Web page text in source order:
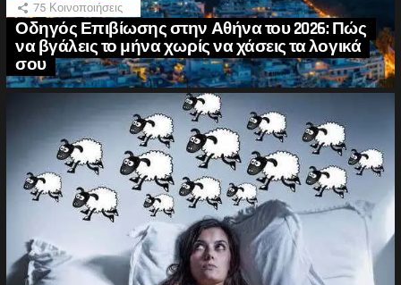
75 Κοινοποιήσεις
Οδηγός Επιβίωσης στην Αθήνα του 2026: Πώς
να βγάλεις το μήνα χωρίς να χάσεις τα λογικά
σου